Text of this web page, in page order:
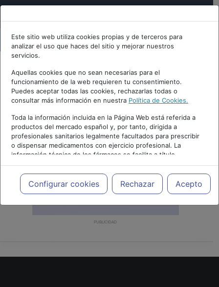
Este sitio web utiliza cookies propias y de terceros para
analizar el uso que haces del sitio y mejorar nuestros
servicios.
Aquellas cookies que no sean necesarias para el
funcionamiento de la web requieren tu consentimiento.
Puedes aceptar todas las cookies, rechazarlas todas o
consultar más información en nuestra Política de Cookies.
Toda la información incluida en la Página Web está referida a
productos del mercado español y, por tanto, dirigida a
profesionales sanitarios legalmente facultados para prescribir
o dispensar medicamentos con ejercicio profesional. La
información técnica de los fármacos se facilita a título
meramente informativo, siendo responsabilidad de los
profesionales facultados prescribir medicamentos y decidir, en
cada caso concreto, el tratamiento más adecuado a las
necesidades del paciente.
Configurar cookies Rechazar Acepto
PUBLICIDAD